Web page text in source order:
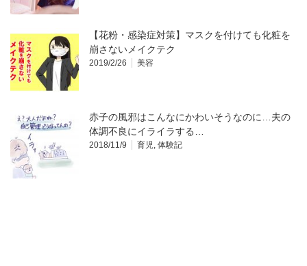
【花粉・感染症対策】マスクを付けても化粧を
崩さないメイクテク
2019/2/26 美容
赤子の風邪はこんなにかわいそうなのに…夫の
体調不良にイライラする…
2018/11/9 育児, 体験記